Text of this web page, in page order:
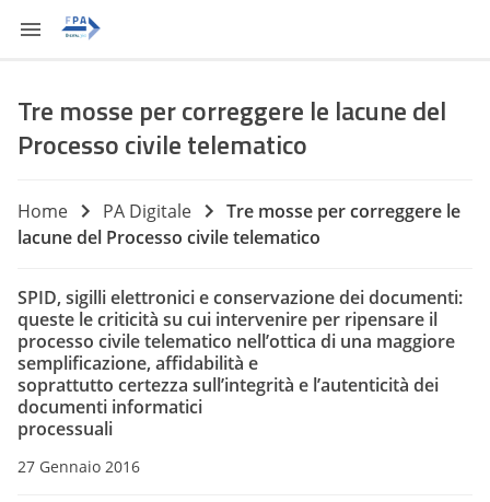
Tre mosse per correggere le lacune del
Processo civile telematico
Home PA Digitale
Tre mosse per correggere le
lacune del Processo civile telematico
SPID, sigilli elettronici e conservazione dei documenti:
queste le criticità su cui intervenire per ripensare il
processo civile telematico nell’ottica di una maggiore
semplificazione, affidabilità e
soprattutto certezza sull’integrità e l’autenticità dei
documenti informatici
processuali
27 Gennaio 2016